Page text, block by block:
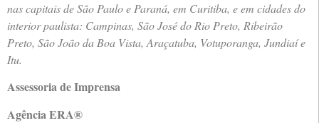
nas capitais de São Paulo e Paraná, em Curitiba, e em cidades do
interior paulista: Campinas, São José do Rio Preto, Ribeirão
Preto, São João da Boa Vista, Araçatuba, Votuporanga, Jundiaí e
Itu.
Assessoria de Imprensa
Agência ERA®